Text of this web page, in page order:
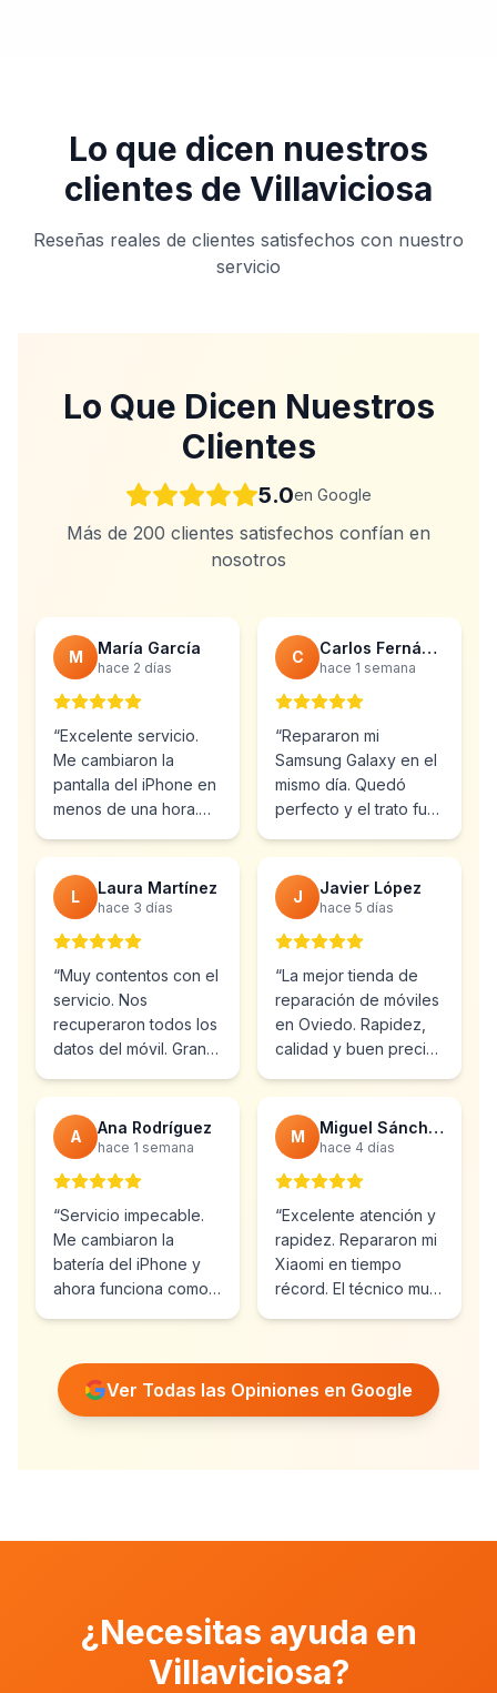
Lo que dicen nuestros
clientes de Villaviciosa
Reseñas reales de clientes satisfechos con nuestro
servicio
Lo Que Dicen Nuestros
Clientes
5.0en Google
Más de 200 clientes satisfechos confían en
nosotros
M María García
hace 2 días
“Excelente servicio.
Me cambiaron la
pantalla del iPhone en
menos de una hora.
C Carlos Fernández
hace 1 semana
“Repararon mi
Samsung Galaxy en el
mismo día. Quedó
perfecto y el trato fue
Totalmente
recomendable.”
L Laura Martínez
hace 3 días
“Muy contentos con el
servicio. Nos
recuperaron todos los
datos del móvil. Gran
atención al cliente.”
J Javier López
hace 5 días
“La mejor tienda de
reparación de móviles
en Oviedo. Rapidez,
calidad y buen precio.
A Ana Rodríguez
hace 1 semana
“Servicio impecable.
Me cambiaron la
batería del iPhone y
ahora funciona como
M Miguel Sánchez
hace 4 días
“Excelente atención y
rapidez. Repararon mi
Xiaomi en tiempo
récord. El técnico muy
Ver Todas las Opiniones en Google
¿Necesitas ayuda en
Villaviciosa?